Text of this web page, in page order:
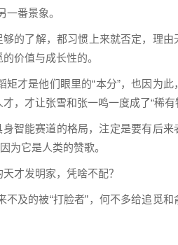
番景象。
的了解，都习惯上来就否定，理由
价值与成长性的。
才是他们眼里的“本分”，也因为此
，才让张雪和张一鸣一度成了“稀有
智能赛道的格局，注定是要有后来
为它是人类的赞歌。
才发明家，凭啥不配？
及的被“打脸者”，何不多给追觅